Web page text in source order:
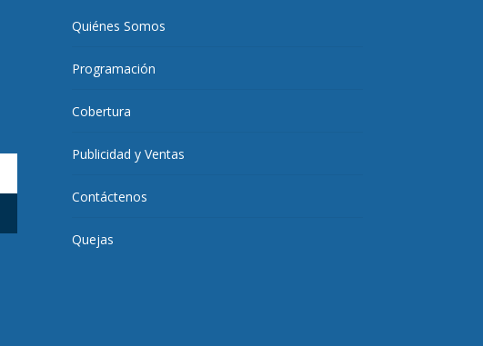
Quiénes Somos
Programación
Cobertura
Publicidad y Ventas
Contáctenos
Quejas